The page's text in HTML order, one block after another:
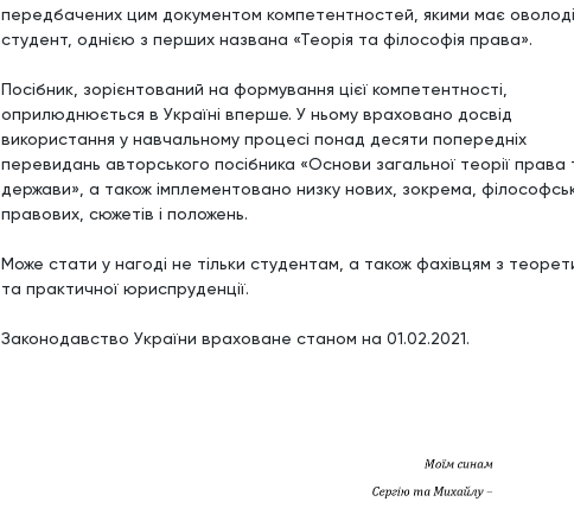
передбачених цим документом компетентностей, якими має
студент, однією з перших названа «Теорія та філософія права».
Посібник, зорієнтований на формування цієї компетентності,
оприлюднюється в Україні вперше. У ньому враховано досвід
використання у навчальному процесі понад десяти попередніх
перевидань авторського посібника «Основи загальної теорії права
держави», а також імплементовано низку нових, зокрема,
правових, сюжетів і положень.
Може стати у нагоді не тільки студентам, а також фахівцям з
та практичної юриспруденції.
Законодавство України враховане станом на 01.02.2021.